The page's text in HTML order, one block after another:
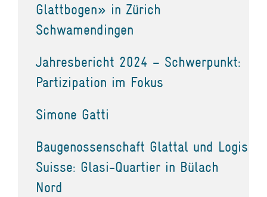
Glattbogen» in Zürich
Schwamendingen
Jahresbericht 2024 – Schwerpunkt:
Partizipation im Fokus
Simone Gatti
Baugenossenschaft Glattal und Logis
Suisse: Glasi-Quartier in Bülach
Nord